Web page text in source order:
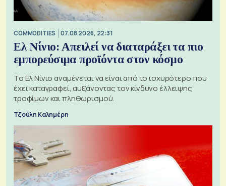
COMMODITIES 07.08.2026, 22:31
Ελ Νίνιο: Απειλεί να διαταράξει τα πιο
εμπορεύσιμα προϊόντα στον κόσμο
Το Ελ Νίνιο αναμένεται να είναι από το ισχυρότερο που
έχει καταγραφεί, αυξάνοντας τον κίνδυνο έλλειψης
τροφίμων και πληθωρισμού.
Τζούλη Καλημέρη